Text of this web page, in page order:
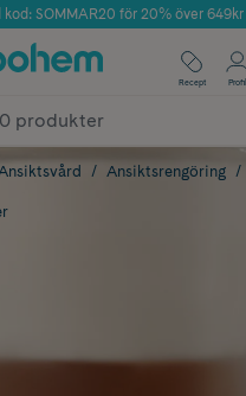
Årets Butik 2025 inom Skönhet
kod: SOMMAR20 för 20% över 649kr
✓ Fri frakt
✓ Poäng på alla köp*
Recept Profil
Ansiktsrengöring